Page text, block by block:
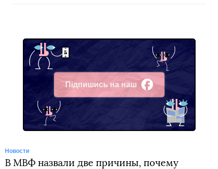
Підпишись на наш
Facebook
Новости
В МВФ назвали две причины, почему